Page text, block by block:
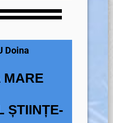
Doina
MARE
ȘTIINȚE-